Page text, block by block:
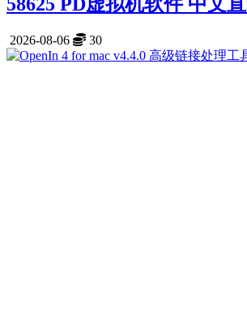
2026-08-06 30